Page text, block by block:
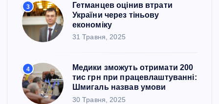
з
а
п
и
3
Гетманцев оцінив втрати
України через тіньову
економіку
31 Травня, 2025
4
Медики зможуть отримати 200
тис грн при працевлаштуванні:
Шмигаль назвав умови
30 Травня, 2025